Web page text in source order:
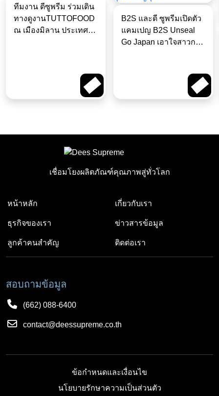
ทีมงาน ดีซูพรีม ร่วมเดิน
ทางดูงานTUTTOFOOD
ณ เมืองมิลาน ประเทศ
B2S และดี ซูพรีมเปิดตัว
แคมเปญ B2S Unseal
Go Japan เอาใจสาวก
เชื่อมโยงผลิตภัณฑ์คุณภาพสู่ทั่วโลก
หน้าหลัก เกี่ยวกับเรา
ธุรกิจของเรา ข่าวสารข้อมูล
ลูกค้าคนสำคัญ ติดต่อเรา
สอบถามข้อมูล
(662) 088-6400
contact@deessupreme.co.th
ข้อกำหนดและเงื่อนไข
นโยบายรักษาความเป็นส่วนตัว